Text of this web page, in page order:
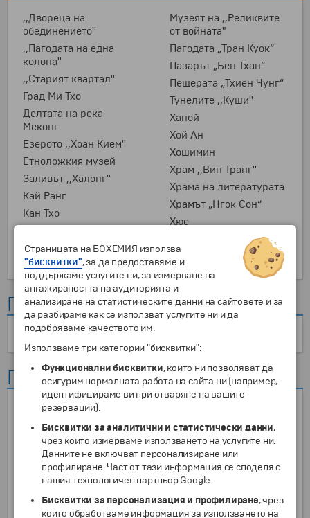
,,Двореца на
обединението''
,,Пагодата на една
колона''
,,Старият квартал''
Град Ми Тхо
Делтата на река
Меконг
Езерото ,,Хоан Кием''
Етноложкия музей
Заливът ,,Халонг''
Кай Ранг
Кан Тхо
Дам"
Музея „Хо Ши Мин“
Музеят на ,,Реликвите
от войната"
Пагодата „Тран Куок“
Пазарът „Бен Тхан“
Пещерата „Тхиен Чунг“
Тунелите ,,Куши''
Ханой
Хой Ан
Хошимин
Храм ,,Вин Транг''
Храма на литературата
Храмът „Нгок Сон“
Хюе
Гватемала
Антигуа
Германия
Булевард
„Кьонигсалее“ в
Дюселдорф
Национален парк
"Саксонска
Швейцария"
,,Терасата на граф
Мемориална улица
"Бернауерщрасе"
Мост "Бастай"
Мостът „Мариенбрюке“
Мюнхен
Страницата на БОХЕМИЯ използва
"бисквитки", за да предоставяме и
поддържаме услугите ни, за измерване на
ангажираността на аудиторията и
анализиране на статистическите данни на сайтовете и за
да разбираме как се използват услугите ни и да
подобряваме качеството им.
Използваме три категории "бисквитки":
Функционални бисквитки, които ни позволяват да
осигурим нормалната работа на сайта ни (например,
идентифицираме ви при отваряне на вашите
резервации).
Бисквитки за аналитични и статистически данни,
чрез които измерваме използването на услугите ни.
Данните не включват персонализиране или
профилиране. Част от тази информация се споделя с
нашия технологичен партньор Google.
Бисквитки за персонализация и профилиране, чрез
които обработваме информация за използването на